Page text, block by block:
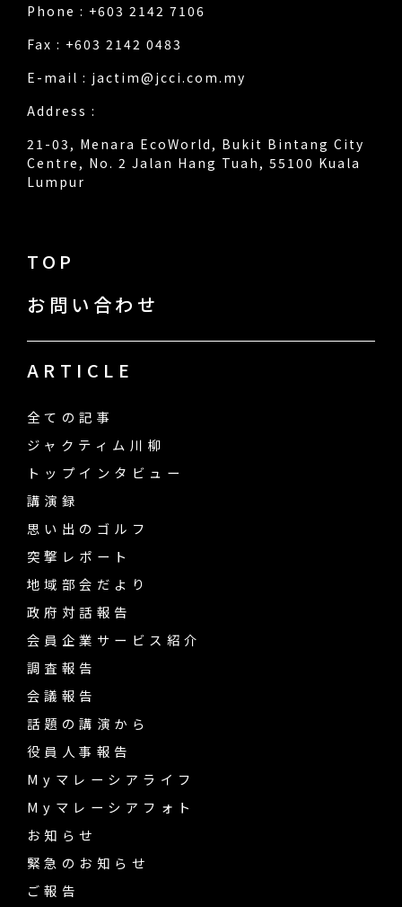
Phone : +603 2142 7106
Fax : +603 2142 0483
E-mail : jactim@jcci.com.my
Address :
21-03, Menara EcoWorld, Bukit Bintang City
Centre, No. 2 Jalan Hang Tuah, 55100 Kuala
Lumpur
TOP
お問い合わせ
ARTICLE
全ての記事
ジャクティム川柳
トップインタビュー
講演録
思い出のゴルフ
突撃レポート
地域部会だより
政府対話報告
会員企業サービス紹介
調査報告
会議報告
話題の講演から
役員人事報告
Myマレーシアライフ
Myマレーシアフォト
お知らせ
緊急のお知らせ
ご報告